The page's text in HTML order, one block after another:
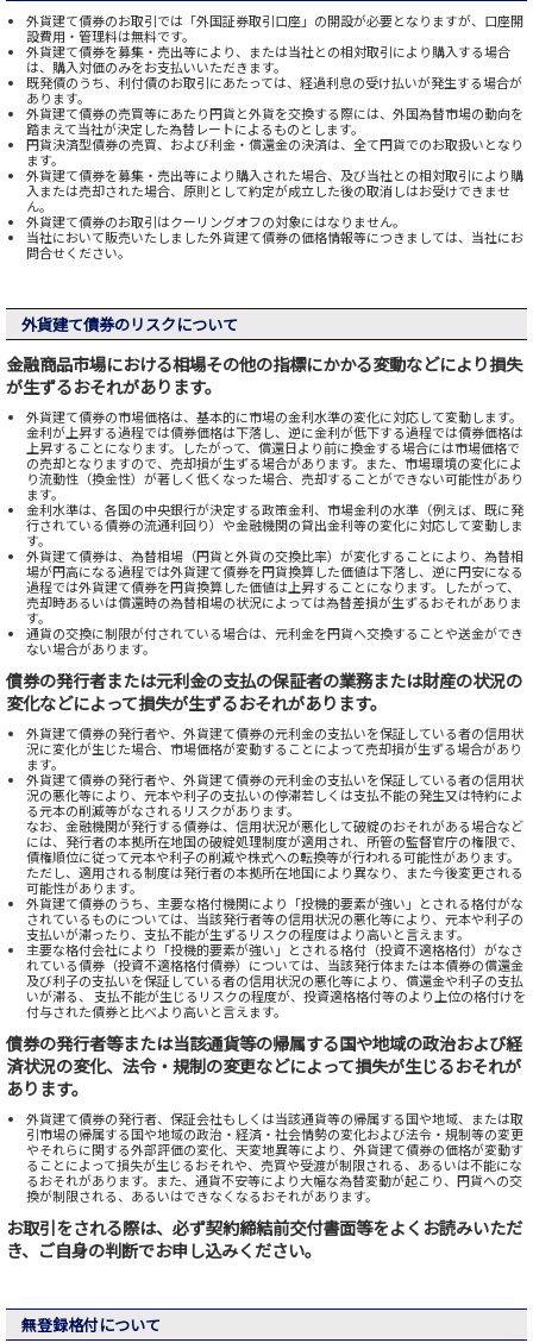
外貨建て債券のお取引では「外国証券取引口座」の開設が必要となりますが、口座開
設費用・管理料は無料です。
外貨建て債券を募集・売出等により、または当社との相対取引により購入する場合
は、購入対価のみをお支払いいただきます。
既発債のうち、利付債のお取引にあたっては、経過利息の受け払いが発生する場合が
あります。
外貨建て債券の売買等にあたり円貨と外貨を交換する際には、外国為替市場の動向を
踏まえて当社が決定した為替レートによるものとします。
円貨決済型債券の売買、および利金・償還金の決済は、全て円貨でのお取扱いとなり
ます。
外貨建て債券を募集・売出等により購入された場合、及び当社との相対取引により購
入または売却された場合、原則として約定が成立した後の取消しはお受けできませ
ん。
外貨建て債券のお取引はクーリングオフの対象にはなりません。
当社において販売いたしました外貨建て債券の価格情報等につきましては、当社にお
問合せください。
外貨建て債券のリスクについて
金融商品市場における相場その他の指標にかかる変動などにより損失
が生ずるおそれがあります。
外貨建て債券の市場価格は、基本的に市場の金利水準の変化に対応して変動します。
金利が上昇する過程では債券価格は下落し、逆に金利が低下する過程では債券価格は
上昇することになります。したがって、償還日より前に換金する場合には市場価格で
の売却となりますので、売却損が生ずる場合があります。また、市場環境の変化によ
り流動性（換金性）が著しく低くなった場合、売却することができない可能性があり
ます。
金利水準は、各国の中央銀行が決定する政策金利、市場金利の水準（例えば、既に発
行されている債券の流通利回り）や金融機関の貸出金利等の変化に対応して変動しま
す。
外貨建て債券は、為替相場（円貨と外貨の交換比率）が変化することにより、為替相
場が円高になる過程では外貨建て債券を円貨換算した価値は下落し、逆に円安になる
過程では外貨建て債券を円貨換算した価値は上昇することになります。したがって、
売却時あるいは償還時の為替相場の状況によっては為替差損が生ずるおそれがありま
す。
通貨の交換に制限が付されている場合は、元利金を円貨へ交換することや送金ができ
ない場合があります。
債券の発行者または元利金の支払の保証者の業務または財産の状況の
変化などによって損失が生ずるおそれがあります。
外貨建て債券の発行者や、外貨建て債券の元利金の支払いを保証している者の信用状
況に変化が生じた場合、市場価格が変動することによって売却損が生ずる場合があり
ます。
外貨建て債券の発行者や、外貨建て債券の元利金の支払いを保証している者の信用状
況の悪化等により、元本や利子の支払いの停滞若しくは支払不能の発生又は特約によ
る元本の削減等がなされるリスクがあります。
なお、金融機関が発行する債券は、信用状況が悪化して破綻のおそれがある場合など
には、発行者の本拠所在地国の破綻処理制度が適用され、所管の監督官庁の権限で、
債権順位に従って元本や利子の削減や株式への転換等が行われる可能性があります。
ただし、適用される制度は発行者の本拠所在地国により異なり、また今後変更される
可能性があります。
外貨建て債券のうち、主要な格付機関により「投機的要素が強い」とされる格付がな
されているものについては、当該発行者等の信用状況の悪化等により、元本や利子の
支払いが滞ったり、支払不能が生ずるリスクの程度はより高いと言えます。
主要な格付会社により「投機的要素が強い」とされる格付（投資不適格格付）がなさ
れている債券（投資不適格格付債券）については、当該発行体または本債券の償還金
及び利子の支払いを保証している者の信用状況の悪化等により、償還金や利子の支払
いが滞る、 支払不能が生じるリスクの程度が、投資適格格付等のより上位の格付けを
付与された債券と比べより高いと言えます。
債券の発行者等または当該通貨等の帰属する国や地域の政治および経
済状況の変化、法令・規制の変更などによって損失が生じるおそれが
あります。
外貨建て債券の発行者、保証会社もしくは当該通貨等の帰属する国や地域、または取
引市場の帰属する国や地域の政治・経済・社会情勢の変化および法令・規制等の変更
やそれらに関する外部評価の変化、天変地異等により、外貨建て債券の価格が変動す
ることによって損失が生じるおそれや、売買や受渡が制限される、あるいは不能にな
るおそれがあります。また、通貨不安等により大幅な為替変動が起こり、円貨への交
換が制限される、あるいはできなくなるおそれがあります。
お取引をされる際は、必ず契約締結前交付書面等をよくお読みいただ
き、ご自身の判断でお申し込みください。
無登録格付について